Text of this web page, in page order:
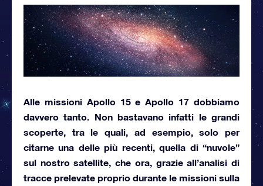
Alle missioni Apollo 15 e Apollo 17 dobbiamo
davvero tanto. Non bastavano infatti le grandi
scoperte, tra le quali, ad esempio, solo per
citarne una delle più recenti, quella di “nuvole”
sul nostro satellite, che ora, grazie all’analisi di
tracce prelevate proprio durante le missioni sulla